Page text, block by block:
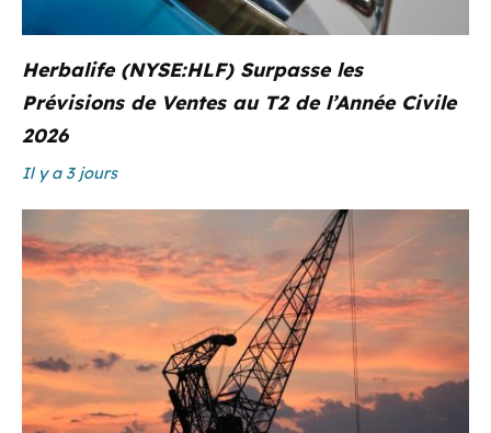
Herbalife (NYSE:HLF) Surpasse les
Prévisions de Ventes au T2 de l’Année Civile
2026
Il y a 3 jours